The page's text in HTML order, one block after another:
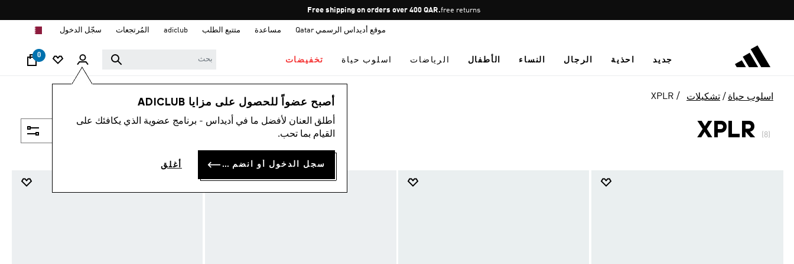
Pause
promotion
Free shipping on orders over 400 QAR.free returns
موقع أديداس الرسمي Qatar مساعدة متتبع الطلب adiclub المُرتجعات سجّل الدخول
جديد احذية الرجال النساء الأطفال الرياضات اسلوب حياة تخفيضات
0
أصبح عضواً للحصول على مزايا ADICLUB
أطلق العنان لأفضل ما في أديداس - برنامج عضوية الذي يكافئك على
القيام بما تحب.
سجل الدخول أو انضم الآن أغلق
اسلوب حياة تشكيلات XPLR
XPLR (8)